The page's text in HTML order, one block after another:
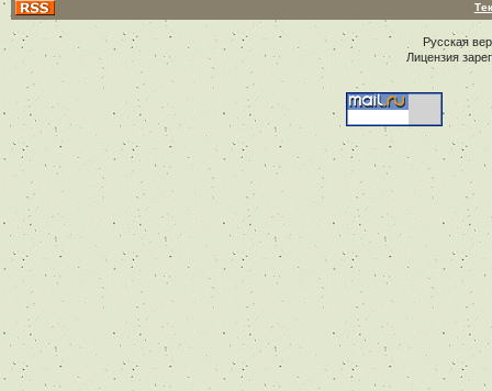
Русская
Лицензия